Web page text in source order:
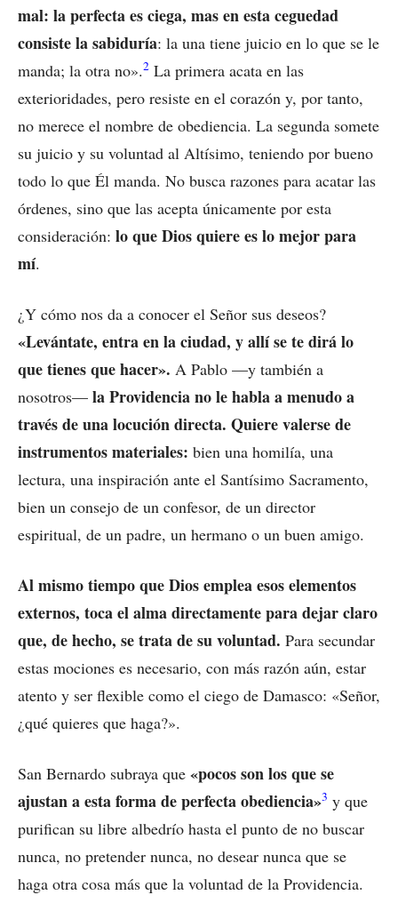
mal: la perfecta es ciega, mas en esta ceguedad
consiste la sabiduría: la una tiene juicio en lo que se le
manda; la otra no».2 La primera acata en las
exterioridades, pero resiste en el corazón y, por tanto,
no merece el nombre de obediencia. La segunda somete
su juicio y su voluntad al Altísimo, teniendo por bueno
todo lo que Él manda. No busca razones para acatar las
órdenes, sino que las acepta únicamente por esta
consideración: lo que Dios quiere es lo mejor para
mí.
¿Y cómo nos da a conocer el Señor sus deseos?
«Levántate, entra en la ciudad, y allí se te dirá lo
que tienes que hacer». A Pablo —y también a
nosotros— la Providencia no le habla a menudo a
través de una locución directa. Quiere valerse de
instrumentos materiales: bien una homilía, una
lectura, una inspiración ante el Santísimo Sacramento,
bien un consejo de un confesor, de un director
espiritual, de un padre, un hermano o un buen amigo.
Al mismo tiempo que Dios emplea esos elementos
externos, toca el alma directamente para dejar claro
que, de hecho, se trata de su voluntad. Para secundar
estas mociones es necesario, con más razón aún, estar
atento y ser flexible como el ciego de Damasco: «Señor,
¿qué quieres que haga?».
San Bernardo subraya que «pocos son los que se
ajustan a esta forma de perfecta obediencia»3 y que
purifican su libre albedrío hasta el punto de no buscar
nunca, no pretender nunca, no desear nunca que se
haga otra cosa más que la voluntad de la Providencia.